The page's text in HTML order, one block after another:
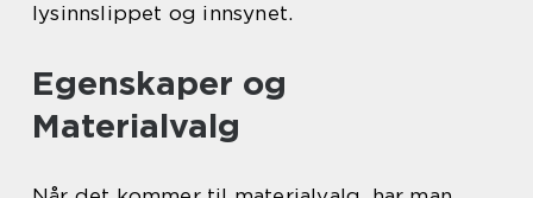
lysinnslippet og innsynet.
Egenskaper og
Materialvalg